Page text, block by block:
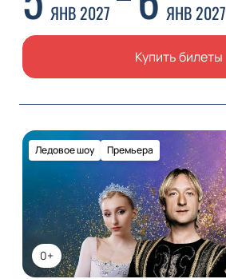
ЯНВ 2027 ЯНВ 2027
Купить билеты
0+
Ледовое шоу Премьера